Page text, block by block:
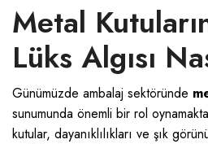
Metal
Lüks Algısı
Günümüzde ambalaj sektöründe
sunumunda önemli bir rol
kutular, dayanıklılıkları ve şık